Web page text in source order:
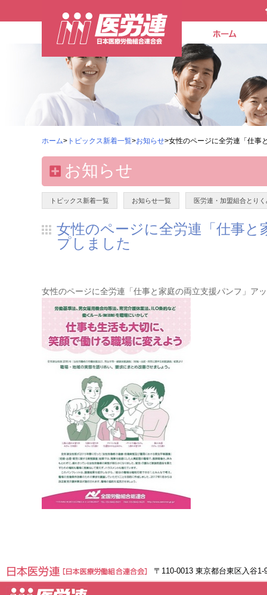
ホーム> トピックス新着一覧>お知らせ>女性のページに全労連「仕事
お知らせ
トピックス新着一覧 お知らせ一覧 医労連・加盟組合とり
女性のページに全労連「仕事
プしました
女性のページに全労連「仕事と家庭の両立支援パンフ」ア
〒110-0013 東京都台東区入谷